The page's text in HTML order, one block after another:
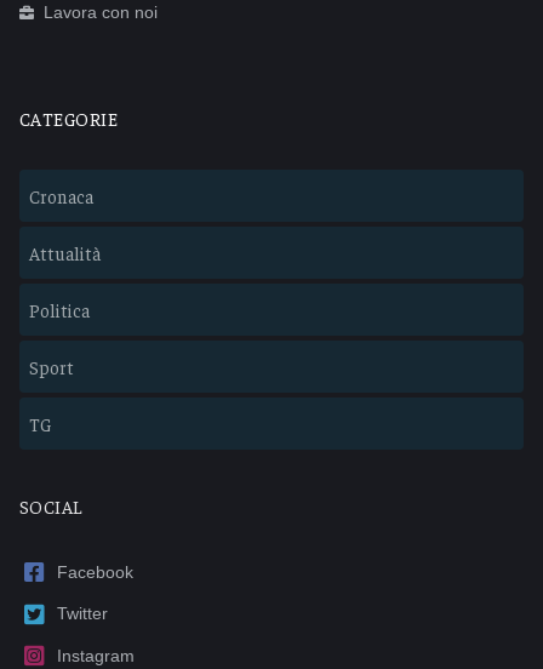
Lavora con noi
CATEGORIE
Cronaca
Attualità
Politica
Sport
TG
SOCIAL
Facebook
Twitter
Instagram